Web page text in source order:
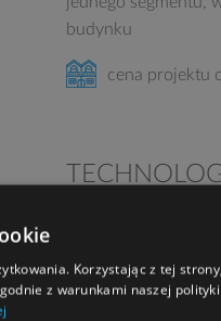
budynku
cena projektu
Technologia
ocieplenie w
dachówka Braas.
Korzystając z tej strony,
z warunkami naszej polityki